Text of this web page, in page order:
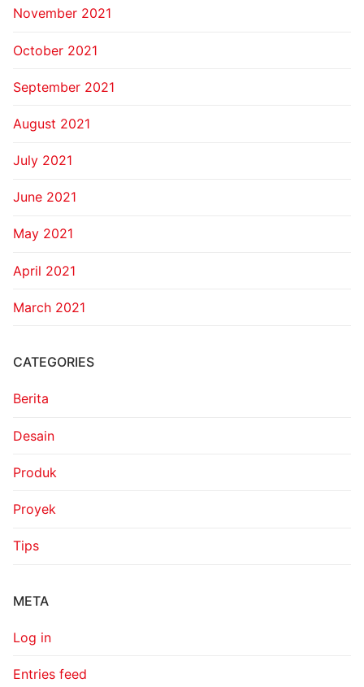
November 2021
October 2021
September 2021
August 2021
July 2021
June 2021
May 2021
April 2021
March 2021
CATEGORIES
Berita
Desain
Produk
Proyek
Tips
META
Log in
Entries feed